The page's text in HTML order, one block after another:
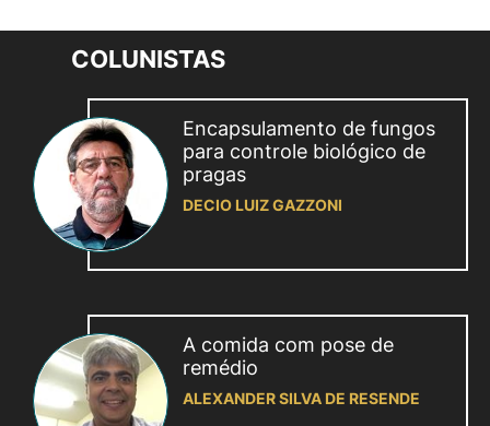
COLUNISTAS
Encapsulamento de fungos
para controle biológico de
pragas
DECIO LUIZ GAZZONI
A comida com pose de
remédio
ALEXANDER SILVA DE RESENDE